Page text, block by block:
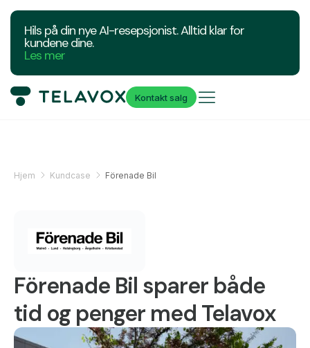
Hils på din nye AI-resepsjonist. Alltid klar for
kundene dine.
Les mer
Kontakt salg
Hjem Kundcase Förenade Bil
Förenade Bil sparer både
tid og penger med Telavox